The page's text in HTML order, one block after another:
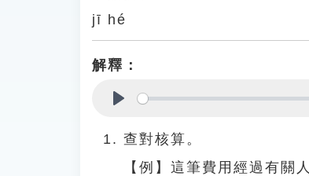
jī hé
解釋：
查對核算。
【例】這筆費用經過有關